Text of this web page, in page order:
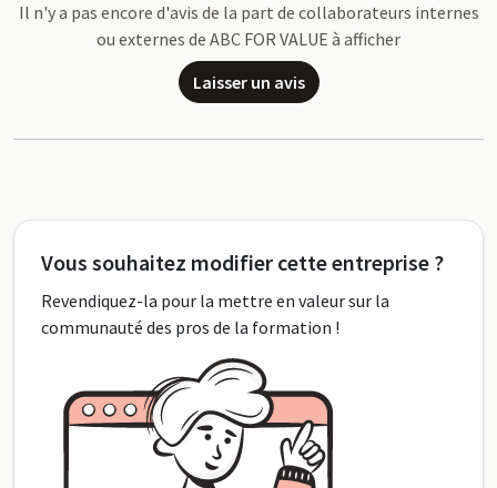
Il n'y a pas encore d'avis de la part de collaborateurs internes
ou externes de ABC FOR VALUE à afficher
Laisser un avis
Vous souhaitez modifier cette entreprise ?
Revendiquez-la pour la mettre en valeur sur la
communauté des pros de la formation !